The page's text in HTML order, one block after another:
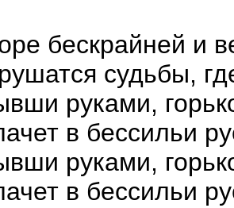
бескрайней и
судьбы,
руками,
в бессильи
руками,
в бессильи